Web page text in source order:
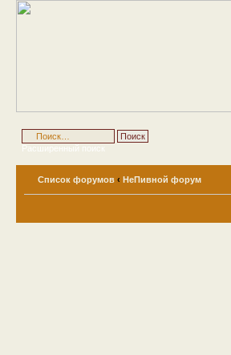
Расширенный поиск
Список форумов ‹ НеПивной форум